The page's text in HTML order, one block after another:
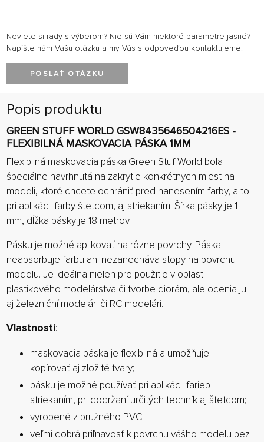
Neviete si rady s výberom? Nie sú Vám niektoré parametre jasné?
Napíšte nám Vašu otázku a my Vás s odpoveďou kontaktujeme.
POSLAŤ OTÁZKU
Popis produktu
GREEN STUFF WORLD GSW8435646504216ES -
FLEXIBILNÁ MASKOVACIA PÁSKA 1MM
Flexibilná maskovacia páska Green Stuf World bola
špeciálne navrhnutá na zakrytie konkrétnych miest na
modeli, ktoré chcete ochrániť pred nanesením farby, a to
pri aplikácii farby štetcom, aj striekaním. Šírka pásky je 1
mm, dĺžka pásky je 18 metrov.
Pásku je možné aplikovať na rôzne povrchy. Páska
neabsorbuje farbu ani nezanecháva stopy na povrchu
modelu. Je ideálna nielen pre použitie v oblasti
plastikového modelárstva či tvorbe diorám, ale ocenia ju
aj železniční modelári či RC modelári.
Vlastnosti:
maskovacia páska je flexibilná a umožňuje
kopírovať aj zložité tvary;
pásku je možné používať pri aplikácii farieb
striekaním, pri dodržaní určitých techník aj štetcom;
vyrobené z pružného PVC;
veľmi dobrá priľnavosť k povrchu vášho modelu bez